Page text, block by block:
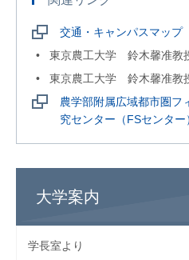
交通・キャンパスマップ
東京農工大学 鈴木馨准
東京農工大学 鈴木馨准
農学部附属広域都市圏フ
究センター（FSセンター
大学案内
学長室より